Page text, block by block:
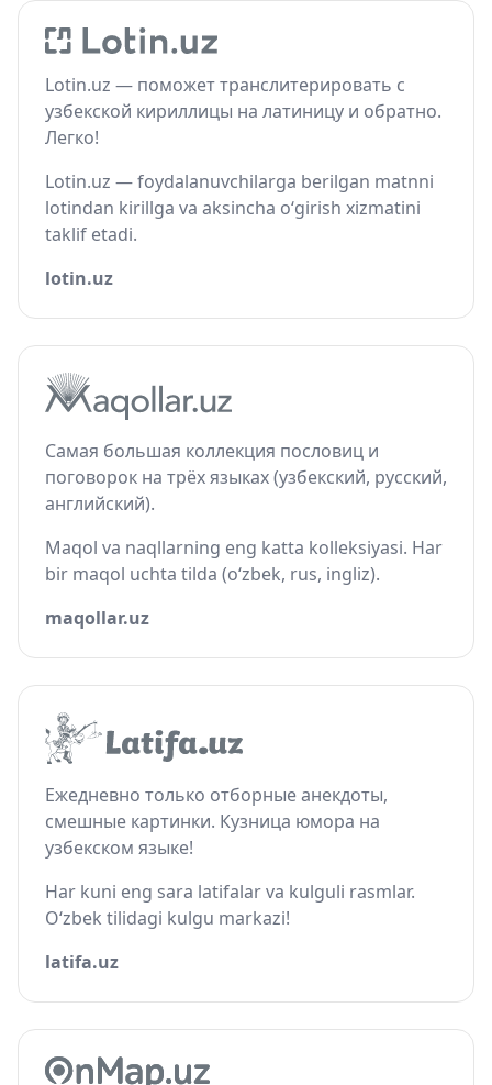
Lotin.uz — поможет транслитерировать с
узбекской кириллицы на латиницу и обратно.
Легко!
Lotin.uz — foydalanuvchilarga berilgan matnni
lotindan kirillga va aksincha o‘girish xizmatini
taklif etadi.
lotin.uz
Самая большая коллекция пословиц и
поговорок на трёх языках (узбекский, русский,
английский).
Maqol va naqllarning eng katta kolleksiyasi. Har
bir maqol uchta tilda (o‘zbek, rus, ingliz).
maqollar.uz
Ежедневно только отборные анекдоты,
смешные картинки. Кузница юмора на
узбекском языке!
Har kuni eng sara latifalar va kulguli rasmlar.
O‘zbek tilidagi kulgu markazi!
latifa.uz